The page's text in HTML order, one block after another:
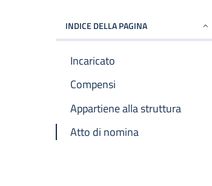
INDICE DELLA PAGINA
Incaricato
Compensi
Appartiene alla struttura
Atto di nomina